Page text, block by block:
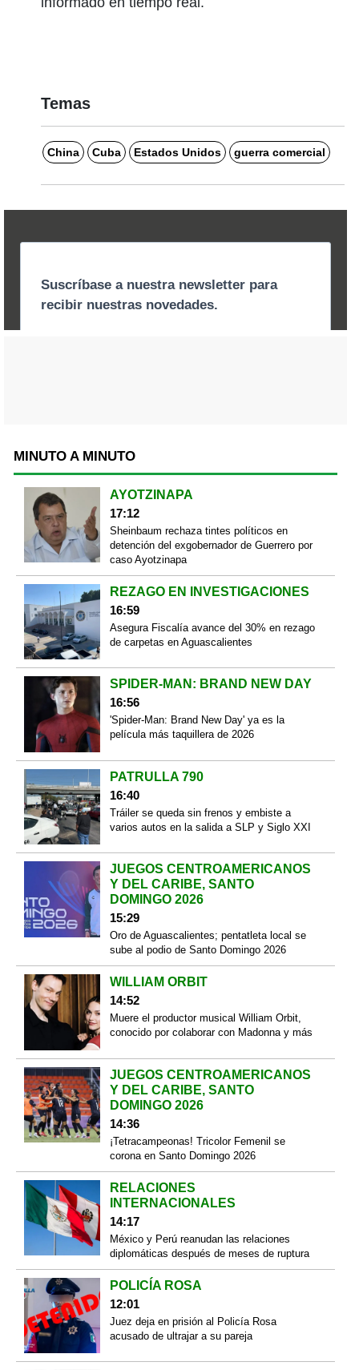
Temas
China Cuba Estados Unidos guerra comercial
MINUTO A MINUTO
AYOTZINAPA
17:12
Sheinbaum rechaza tintes políticos en
detención del exgobernador de Guerrero por
caso Ayotzinapa
REZAGO EN INVESTIGACIONES
16:59
Asegura Fiscalía avance del 30% en rezago
de carpetas en Aguascalientes
SPIDER-MAN: BRAND NEW DAY
16:56
'Spider-Man: Brand New Day' ya es la
película más taquillera de 2026
PATRULLA 790
16:40
Tráiler se queda sin frenos y embiste a
varios autos en la salida a SLP y Siglo XXI
JUEGOS CENTROAMERICANOS
Y DEL CARIBE, SANTO
DOMINGO 2026
15:29
Oro de Aguascalientes; pentatleta local se
sube al podio de Santo Domingo 2026
WILLIAM ORBIT
14:52
Muere el productor musical William Orbit,
conocido por colaborar con Madonna y más
JUEGOS CENTROAMERICANOS
Y DEL CARIBE, SANTO
DOMINGO 2026
14:36
¡Tetracampeonas! Tricolor Femenil se
corona en Santo Domingo 2026
RELACIONES
INTERNACIONALES
14:17
México y Perú reanudan las relaciones
diplomáticas después de meses de ruptura
POLICÍA ROSA
12:01
Juez deja en prisión al Policía Rosa
acusado de ultrajar a su pareja